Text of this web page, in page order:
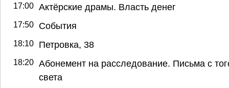
17:00 Актёрские драмы. Власть денег
17:50 События
18:10 Петровка, 38
18:20 Абонемент на расследование. Письма с
света